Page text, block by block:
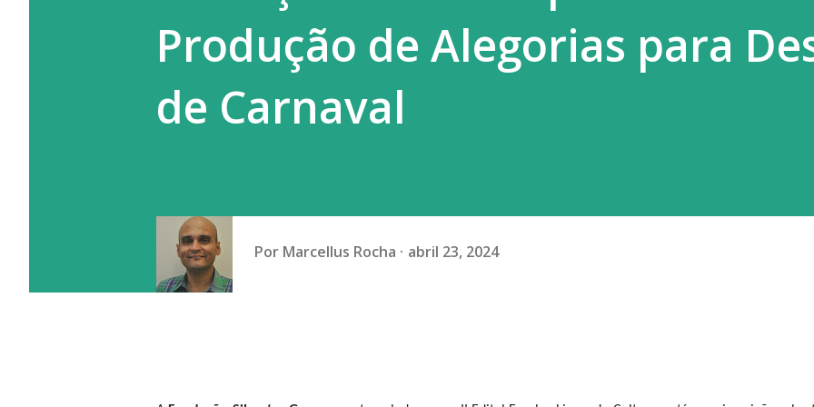
Produção de Alegorias para
de Carnaval
Por Marcellus Rocha abril 23, 2024